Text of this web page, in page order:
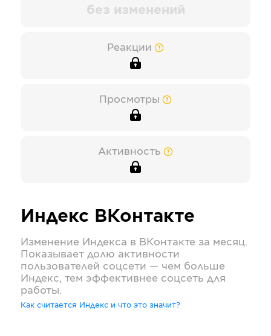
без изменений
Реакции
Просмотры
Активность
Индекс ВКонтакте
Изменение Индекса в ВКонтакте за месяц.
Показывает долю активности
пользователей соцсети — чем больше
Индекс, тем эффективнее соцсеть для
работы.
Как считается Индекс и что это значит?